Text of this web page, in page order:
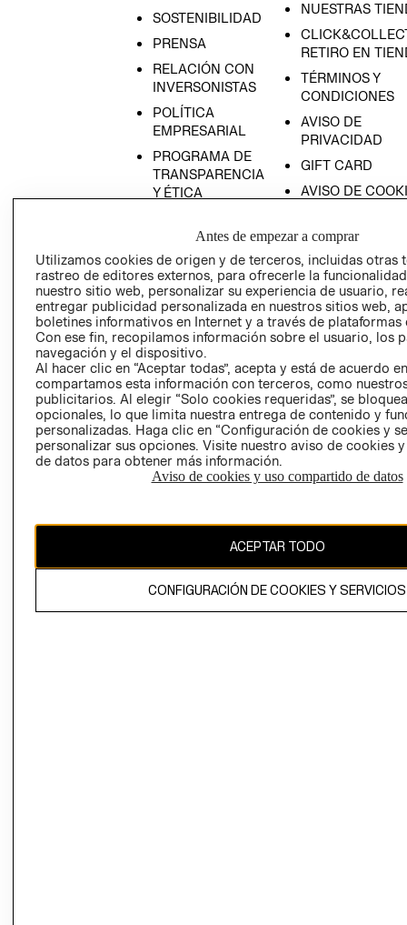
SOSTENIBILIDAD
PRENSA
RELACIÓN CON
INVERSONISTAS
POLÍTICA
EMPRESARIAL
PROGRAMA DE
TRANSPARENCIA
Y ÉTICA
PROGRAMA DE
TRANSPARENCIA
Y ÉTICA (INGLÉS)
NUESTRAS
RETIRO EN
TÉRMINOS Y
CONDICIONES
AVISO DE
PRIVACIDAD
GIFT CARD
AVISO DE
DE INDUSTRIA Y
COMERCIO - SIC
PETICIONES
QUEJAS Y
RECLAMOS
Colombia ($)
CAMBIAR REGIÓN
El contenido de esta página web está protegido por copyright y es
propiedad de H&M Hennes & Mauritz AB.
Antes de empezar a comprar
Utilizamos cookies de origen y de terceros, incluidas otras
rastreo de editores externos, para ofrecerle la
nuestro sitio web, personalizar su experiencia de usuario,
entregar publicidad personalizada en nuestros sitios web,
boletines informativos en Internet y a través de plataformas
Con ese fin, recopilamos información sobre el usuario, los
navegación y el dispositivo.
Al hacer clic en “Aceptar todas”, acepta y está de acuerdo
compartamos esta información con terceros, como
publicitarios. Al elegir “Solo cookies requeridas”, se
opcionales, lo que limita nuestra entrega de contenido y
personalizadas. Haga clic en “Configuración de cookies y
personalizar sus opciones. Visite nuestro aviso de cookies
de datos para obtener más información.
Aviso de cookies y uso compartido de datos
ACEPTAR TODO
CONFIGURACIÓN DE COOKIES Y SERVICIOS